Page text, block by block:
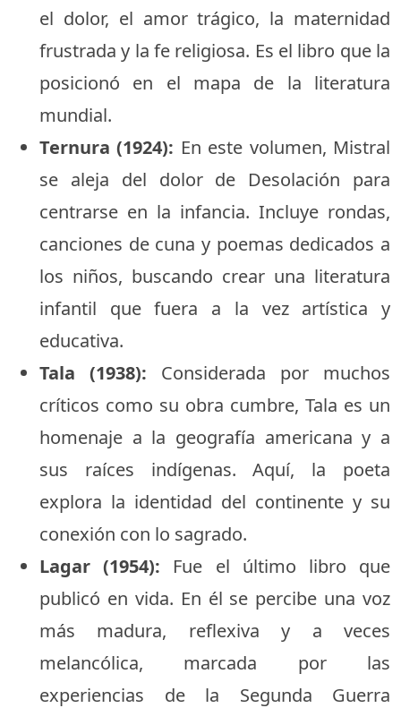
el dolor, el amor trágico, la maternidad
frustrada y la fe religiosa. Es el libro que la
posicionó en el mapa de la literatura
mundial.
Ternura (1924): En este volumen, Mistral
se aleja del dolor de Desolación para
centrarse en la infancia. Incluye rondas,
canciones de cuna y poemas dedicados a
los niños, buscando crear una literatura
infantil que fuera a la vez artística y
educativa.
Tala (1938): Considerada por muchos
críticos como su obra cumbre, Tala es un
homenaje a la geografía americana y a
sus raíces indígenas. Aquí, la poeta
explora la identidad del continente y su
conexión con lo sagrado.
Lagar (1954): Fue el último libro que
publicó en vida. En él se percibe una voz
más madura, reflexiva y a veces
melancólica, marcada por las
experiencias de la Segunda Guerra